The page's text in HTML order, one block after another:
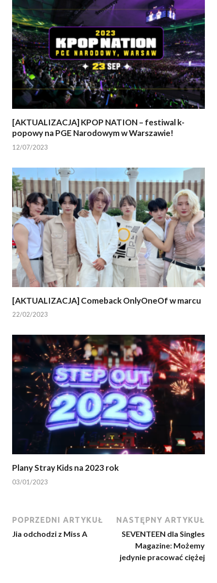
[AKTUALIZACJA] KPOP NATION – festiwal k-
popowy na PGE Narodowym w Warszawie!
12/07/2023
[AKTUALIZACJA] Comeback OnlyOneOf w marcu
22/02/2023
Plany Stray Kids na 2023 rok
03/01/2023
POPRZEDNI ARTYKUŁ
Jia odchodzi z Miss A
NASTĘPNY ARTYKUŁ
SEVENTEEN dla Singles
Magazine: Możemy
jedynie pracować ciężej